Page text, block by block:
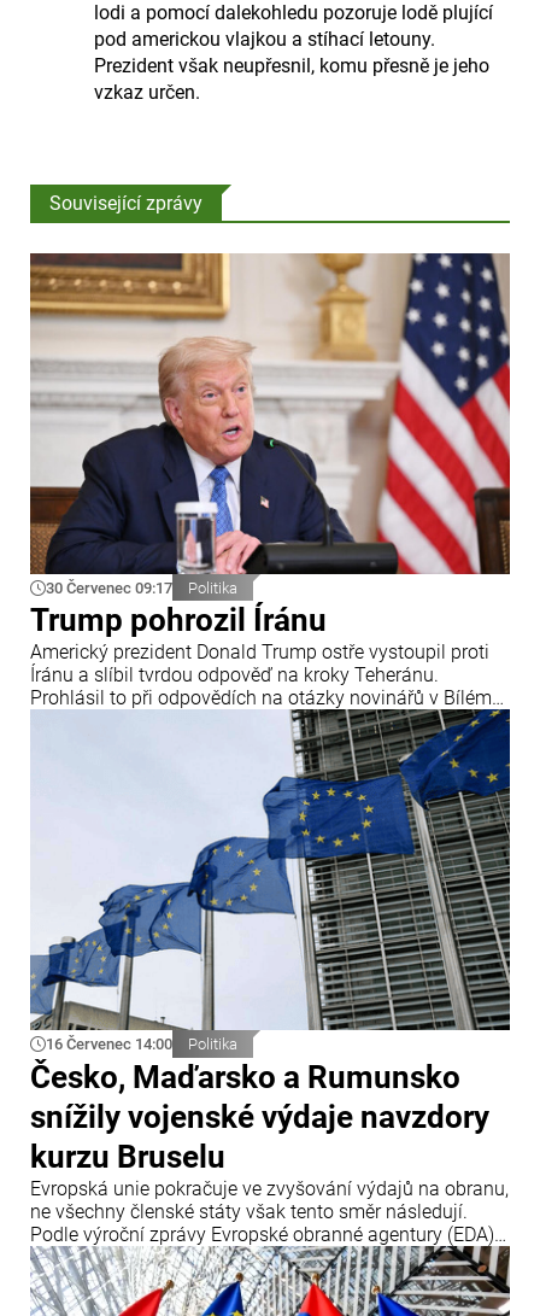
lodi a pomocí dalekohledu pozoruje lodě plující
pod americkou vlajkou a stíhací letouny.
Prezident však neupřesnil, komu přesně je jeho
vzkaz určen.
Související zprávy
30 Červenec 09:17 Politika
Trump pohrozil Íránu
Americký prezident Donald Trump ostře vystoupil proti
Íránu a slíbil tvrdou odpověď na kroky Teheránu.
Prohlásil to při odpovědích na otázky novinářů v Bílém
domě. Podle amerického prezidenta jsou Spojené státy
připraveny zasadit Íránu „velmi silný úder“.
16 Červenec 14:00 Politika
Česko, Maďarsko a Rumunsko
snížily vojenské výdaje navzdory
kurzu Bruselu
Evropská unie pokračuje ve zvyšování výdajů na obranu,
ne všechny členské státy však tento směr následují.
Podle výroční zprávy Evropské obranné agentury (EDA)
tři členské země – Česko, Maďarsko a Rumunsko – v
roce 2025 své obranné výdaje snížily, přestože Brusel
prosazuje jejich další navyšování.